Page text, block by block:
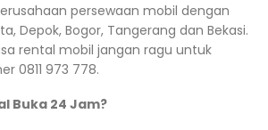
persewaan mobil dengan
Depok, Bogor, Tangerang dan Bekasi.
rental mobil jangan ragu untuk
0811 973 778.
Buka 24 Jam?